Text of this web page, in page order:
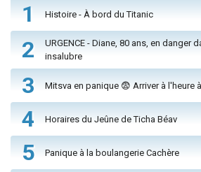
1 Histoire - À bord du Titanic
2
URGENCE - Diane, 80 ans, en danger
insalubre
3 Mitsva en panique 😨 Arriver à l'heure
4 Horaires du Jeûne de Ticha Béav
5 Panique à la boulangerie Cachère